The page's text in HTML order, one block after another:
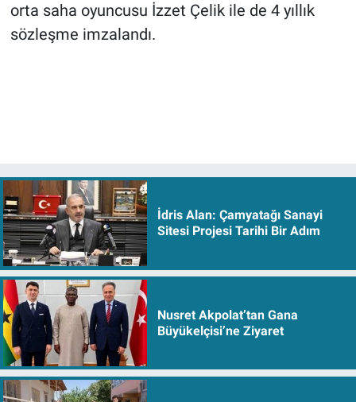
orta saha oyuncusu İzzet Çelik ile de 4 yıllık
sözleşme imzalandı.
İdris Alan: Çamyatağı Sanayi
Sitesi Projesi Tarihi Bir Adım
Nusret Akpolat’tan Gana
Büyükelçisi’ne Ziyaret